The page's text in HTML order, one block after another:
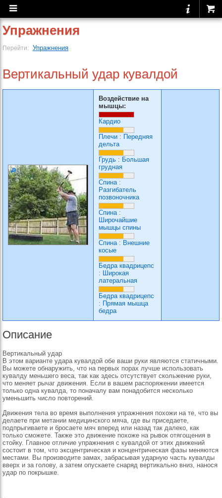
Упражнения
Перейти: Упражнения
Вертикальный удар кувалдой
Воздействие на
мышцы:
Кардио
Плечи : Передняя
дельта
Грудь : Большая
грудная
Спина:
Разгибатель
позвоночника
Спина:
Широчайшие
мышцы спины
Спина: Внешние
косые
Бедра квадрицепс
: Широкая
латеральная
Бедра квадрицепс
: Прямая мышца
бедра
Описание
Вертикальный удар
В этом варианте удара кувалдой обе ваши руки являются статичными.
Вы можете обнаружить, что на первых порах лучше использовать
кувалду меньшего веса, так как здесь отсутствует скольжение руки,
что меняет рычаг движения. Если в вашем распоряжении имеется
только одна кувалда, то поначалу вам понадобится несколько
уменьшить число повторений.
Движения тела во время выполнения упражнения похожи на те, что вы
делаете при метании медицинского мяча, где вы приседаете,
подпрыгиваете и бросаете мяч вперед или назад так далеко, как
только сможете. Также это движение похоже на рывок отягощения в
стойку. Главное отличие упражнения с кувалдой от этих движений
состоит в том, что эксцентрическая и концентрическая фазы меняются
местами. Вы производите замах, забрасывая ударную часть кувалды
вверх и за голову, а затем опускаете снаряд вертикально вниз, нанося
удар по покрышке.